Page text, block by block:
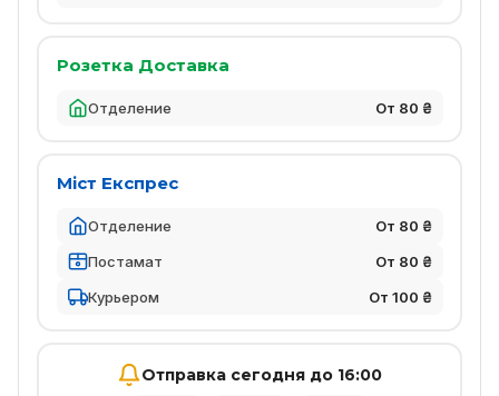
Розетка Доставка
Отделение От 80 ₴
Міст Експрес
Отделение
От 80 ₴
Постамат
От 80 ₴
Курьером
От 100 ₴
Отправка сегодня до 16:00